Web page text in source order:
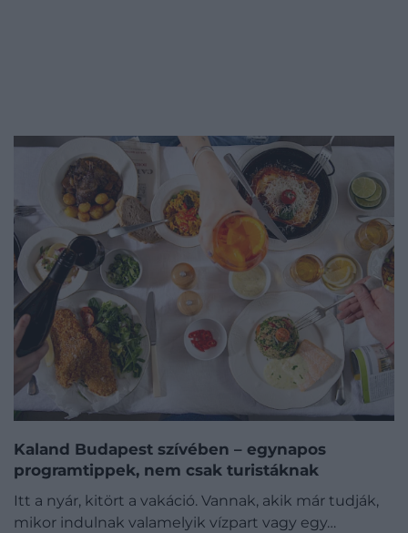
Kaland Budapest szívében – egynapos
programtippek, nem csak turistáknak
Itt a nyár, kitört a vakáció. Vannak, akik már tudják,
mikor indulnak valamelyik vízpart vagy egy…